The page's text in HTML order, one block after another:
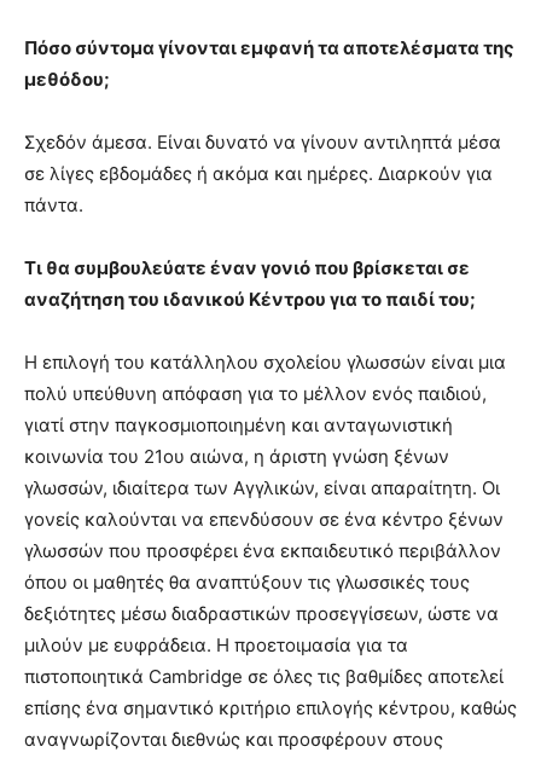
Πόσο σύντομα γίνονται εμφανή τα αποτελέσματα της
μεθόδου;
Σχεδόν άμεσα. Είναι δυνατό να γίνουν αντιληπτά μέσα
σε λίγες εβδομάδες ή ακόμα και ημέρες. Διαρκούν για
πάντα.
Τι θα συμβουλεύατε έναν γονιό που βρίσκεται σε
αναζήτηση του ιδανικού Κέντρου για το παιδί του;
Η επιλογή του κατάλληλου σχολείου γλωσσών είναι μια
πολύ υπεύθυνη απόφαση για το μέλλον ενός παιδιού,
γιατί στην παγκοσμιοποιημένη και ανταγωνιστική
κοινωνία του 21ου αιώνα, η άριστη γνώση ξένων
γλωσσών, ιδιαίτερα των Αγγλικών, είναι απαραίτητη. Οι
γονείς καλούνται να επενδύσουν σε ένα κέντρο ξένων
γλωσσών που προσφέρει ένα εκπαιδευτικό περιβάλλον
όπου οι μαθητές θα αναπτύξουν τις γλωσσικές τους
δεξιότητες μέσω διαδραστικών προσεγγίσεων, ώστε να
μιλούν με ευφράδεια. Η προετοιμασία για τα
πιστοποιητικά Cambridge σε όλες τις βαθμίδες αποτελεί
επίσης ένα σημαντικό κριτήριο επιλογής κέντρου, καθώς
αναγνωρίζονται διεθνώς και προσφέρουν στους